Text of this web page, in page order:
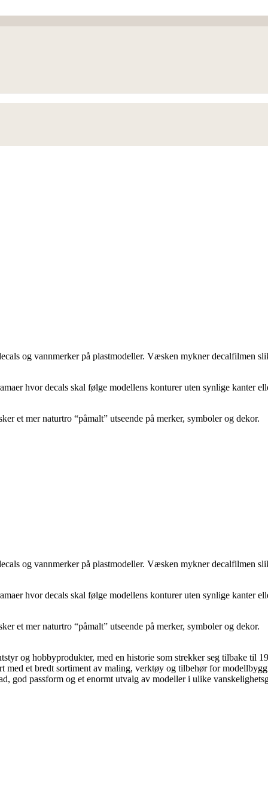
og vannmerker på plastmodeller. Væsken mykner decalfilmen
hvor decals skal følge modellens konturer uten synlige kanter
et mer naturtro “påmalt” utseende på merker, symboler og dekor.
og vannmerker på plastmodeller. Væsken mykner decalfilmen
hvor decals skal følge modellens konturer uten synlige kanter
et mer naturtro “påmalt” utseende på merker, symboler og dekor.
og hobbyprodukter, med en historie som strekker seg tilbake til
et bredt sortiment av maling, verktøy og tilbehør for
god passform og et enormt utvalg av modeller i ulike